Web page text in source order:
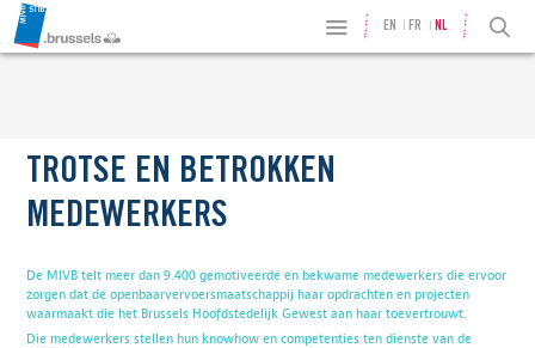
EN FR NL
TROTSE EN BETROKKEN
MEDEWERKERS
De MIVB telt meer dan 9.400 gemotiveerde en bekwame medewerkers die ervoor
zorgen dat de openbaarvervoersmaatschappij haar opdrachten en projecten
waarmaakt die het Brussels Hoofdstedelijk Gewest aan haar toevertrouwt.
Die medewerkers stellen hun knowhow en competenties ten dienste van de